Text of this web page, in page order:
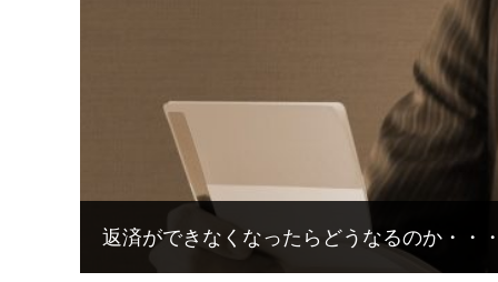
返済ができなくなったらどうなるのか・・